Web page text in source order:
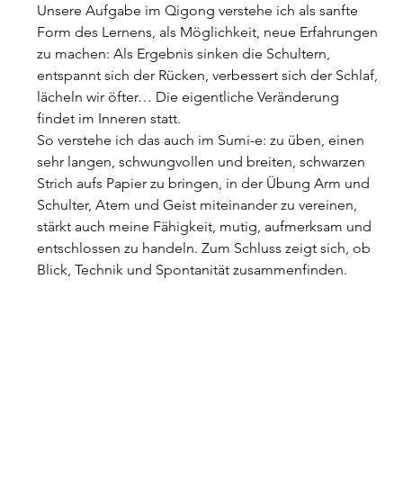
Unsere Aufgabe im Qigong verstehe ich als sanfte
Form des Lernens, als Möglichkeit, neue Erfahrungen
zu machen: Als Ergebnis sinken die Schultern,
entspannt sich der Rücken, verbessert sich der Schlaf,
lächeln wir öfter… Die eigentliche Veränderung
findet im Inneren statt.
So verstehe ich das auch im Sumi-e: zu üben, einen
sehr langen, schwungvollen und breiten, schwarzen
Strich aufs Papier zu bringen, in der Übung Arm und
Schulter, Atem und Geist miteinander zu vereinen,
stärkt auch meine Fähigkeit, mutig, aufmerksam und
entschlossen zu handeln. Zum Schluss zeigt sich, ob
Blick, Technik und Spontanität zusammenfinden.